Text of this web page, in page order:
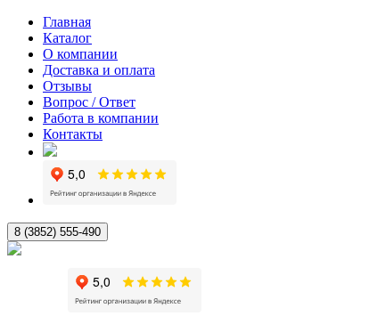
Главная
Каталог
О компании
Доставка и оплата
Отзывы
Вопрос / Ответ
Работа в компании
Контакты
8 (3852) 555-490